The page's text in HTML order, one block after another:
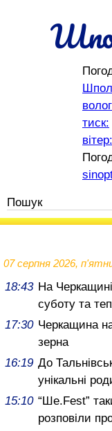
тиск:
вітер:
07 серпня 2026,
18:43 На
суботу та
17:30 Черкащина
зерна
16:19 До
унікальні
15:10 “Ше.Fest”
розповіли